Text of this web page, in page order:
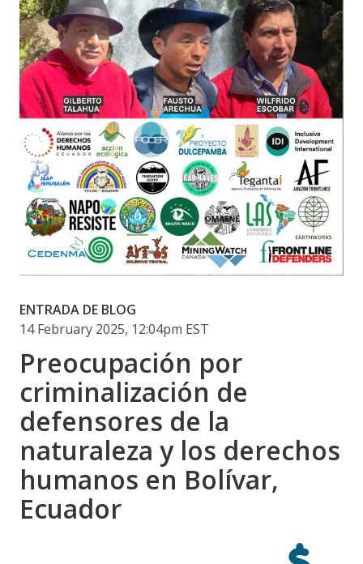
ENTRADA DE BLOG
14 February 2025, 12:04pm EST
Preocupación por
criminalización de
defensores de la
naturaleza y los derechos
humanos en Bolívar,
Ecuador